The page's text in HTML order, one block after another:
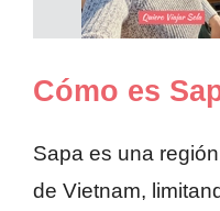
Cómo es
Sapa es una
de Vietnam,